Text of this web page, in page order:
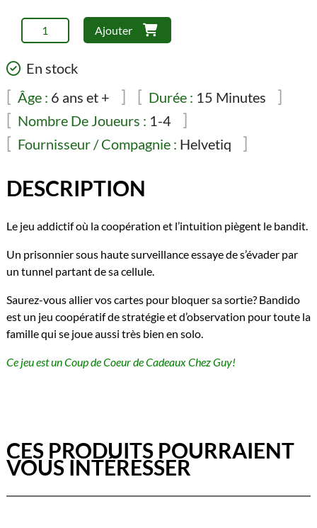
quantité
de
(ML)
Ajouter
En stock
Âge : 6 ans et + Durée : 15 Minutes
Nombre De Joueurs : 1-4
Fournisseur / Compagnie : Helvetiq
DESCRIPTION
Le jeu addictif où la coopération et l’intuition piègent le bandit.
Un prisonnier sous haute surveillance essaye de s’évader par
un tunnel partant de sa cellule.
Saurez-vous allier vos cartes pour bloquer sa sortie? Bandido
est un jeu coopératif de stratégie et d’observation pour toute la
famille qui se joue aussi très bien en solo.
Ce jeu est un Coup de Coeur de Cadeaux Chez Guy!
CES PRODUITS POURRAIENT
VOUS INTÉRESSER